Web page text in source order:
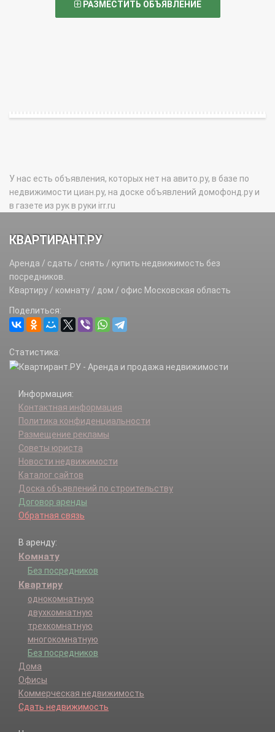
РАЗМЕСТИТЬ ОБЪЯВЛЕНИЕ
У нас есть объявления, которых нет на авито.ру, в базе по
недвижимости циан.ру, на доске объявлений домофонд.ру и
в газете из рук в руки irr.ru
КВАРТИРАНТ.РУ
Аренда / сдать / снять / купить недвижимость без
посредников.
Квартиру / комнату / дом / офис Московская область
Поделиться:
Статистика:
Информация:
Контактная информация
Политика конфиденциальности
Размещение рекламы
Советы юриста
Новости недвижимости
Каталог сайтов
Доска объявлений по строительству
Договор аренды
Обратная связь
В аренду:
Комнату
Без посредников
Квартиру
однокомнатную
двухкомнатную
трехкомнатную
многокомнатную
Без посредников
Дома
Офисы
Коммерческая недвижимость
Сдать недвижимость